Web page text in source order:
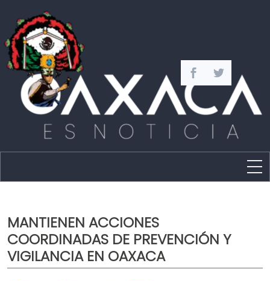
Capital
Policíaca
Cultura
MANTIENEN ACCIONES
COORDINADAS DE PREVENCIÓN Y
VIGILANCIA EN OAXACA